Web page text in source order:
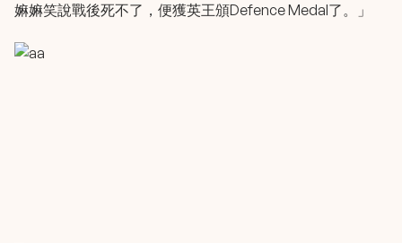
嫲嫲笑說戰後死不了，便獲英王頒Defence Medal了。」